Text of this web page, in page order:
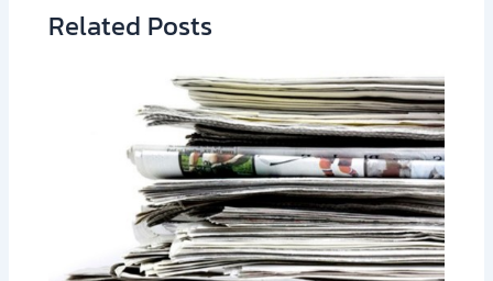
Related Posts